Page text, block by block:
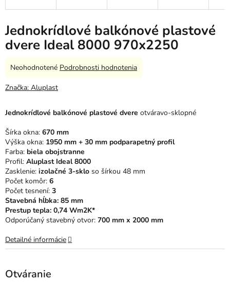
Jednokrídlové balkónové plastové
dvere Ideal 8000 970x2250
Otváranie
Jednokrídlové balkónové plastové dvere otváravo-sklopné
Šírka okna: 670 mm
Výška okna: 1950 mm + 30 mm podparapetný profil
Farba: biela obojstranne
Profil: Aluplast Ideal 8000
Zasklenie: izolačné 3-sklo so šírkou 48 mm
Počet komôr: 6
Počet tesnení: 3
Stavebná hĺbka: 85 mm
Prestup tepla: 0,74 Wm2K*
Odporúčaný stavebný otvor: 700 mm x 2000 mm
Detailné informácie
Priemerné
produktu
z
hviezdičiek.
Neohodnotené Podrobnosti hodnotenia
Značka: Aluplast